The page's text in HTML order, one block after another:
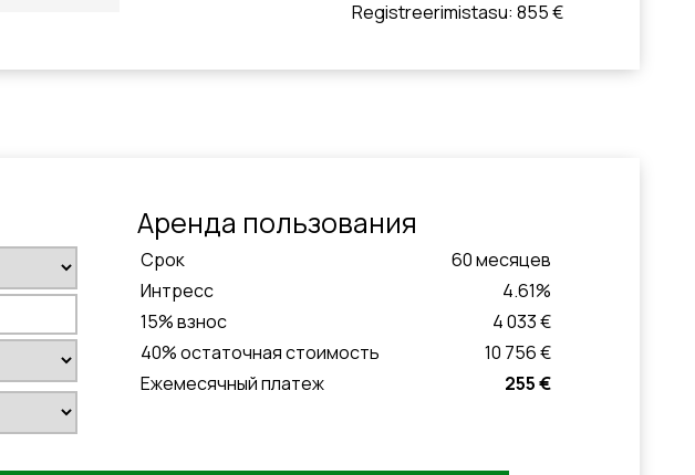
Registreerimistasu: 855 €
Aренда пользования
Cрок 60месяцeв
Интресс
4.61%
15% взнос
4 033 €
40% остаточная стоимость
10 756 €
Ежемесячный платеж
255 €